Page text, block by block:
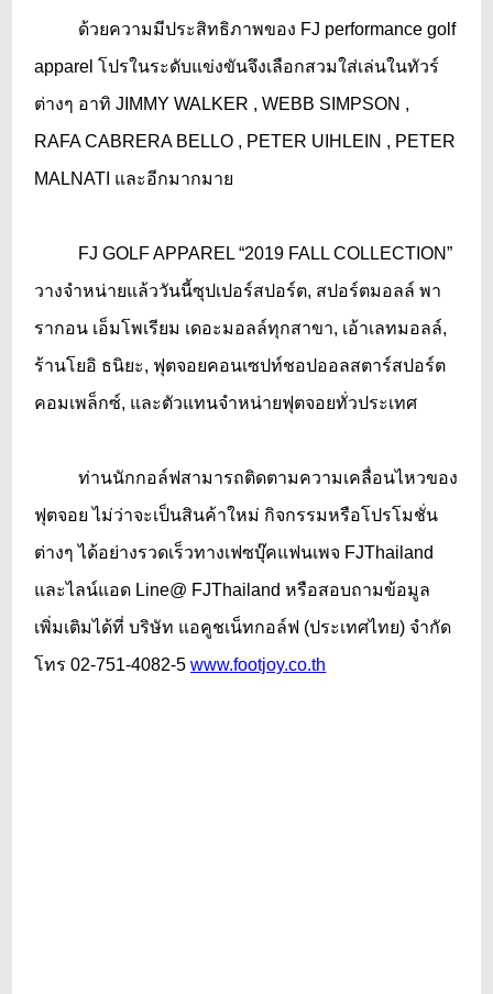
ด้วยความมีประสิทธิภาพของ FJ performance golf
apparel โปรในระดับแข่งขันจึงเลือกสวมใส่เล่นในทัวร์
ต่างๆ อาทิ JIMMY WALKER , WEBB SIMPSON ,
RAFA CABRERA BELLO , PETER UIHLEIN , PETER
MALNATI และอีกมากมาย
FJ GOLF APPAREL“2019 FALL COLLECTION”
วางจำหน่ายแล้ววันนี้ซุปเปอร์สปอร์ต, สปอร์ตมอลล์ พา
รากอน เอ็มโพเรียม เดอะมอลล์ทุกสาขา, เอ้าเลทมอลล์,
ร้านโยอิ ธนิยะ, ฟุตจอยคอนเซปท์ชอปออลสตาร์สปอร์ต
คอมเพล็กซ์, และตัวแทนจำหน่ายฟุตจอยทั่วประเทศ
ท่านนักกอล์ฟสามารถติดตามความเคลื่อนไหวของ
ฟุตจอย ไม่ว่าจะเป็นสินค้าใหม่ กิจกรรมหรือโปรโมชั่น
ต่างๆ ได้อย่างรวดเร็วทางเฟซบุ๊คแฟนเพจ FJThailand
และไลน์แอด Line@ FJThailand หรือสอบถามข้อมูล
เพิ่มเติมได้ที่ บริษัท แอคูชเน็ทกอล์ฟ (ประเทศไทย) จำกัด
โทร 02-751-4082-5www.footjoy.co.th